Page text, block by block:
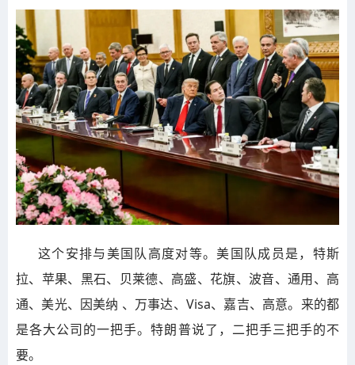
这个安排与美国队高度对等。美国队成员是，特斯
拉、苹果、黑石、贝莱德、高盛、花旗、波音、通用、高
通、美光、因美纳 、万事达、Visa、嘉吉、高意。来的都
是各大公司的一把手。特朗普说了，二把手三把手的不
要。